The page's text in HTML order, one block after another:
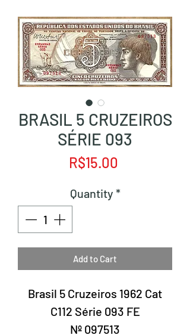
BRASIL 5 CRUZEIROS
SÉRIE 093
R$15.00
Quantity *
Add to Cart
Brasil 5 Cruzeiros 1962 Cat
C112 Série 093 FE
Nº 097513